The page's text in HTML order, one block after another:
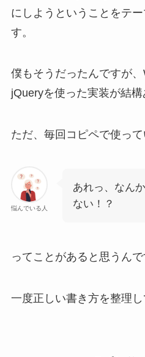
にしようということをテ
す。
僕もそうだったんですが
jQueryを使った実装が結構
ただ、毎回コピペで使って
悩んでいる人
あれっ、なん
ない！？
ってことがあると思うんで
一度正しい書き方を整理し